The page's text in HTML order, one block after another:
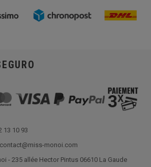
13 10 93
monoi.com
- 235 allée Hector Pintus 06610 La Gaude